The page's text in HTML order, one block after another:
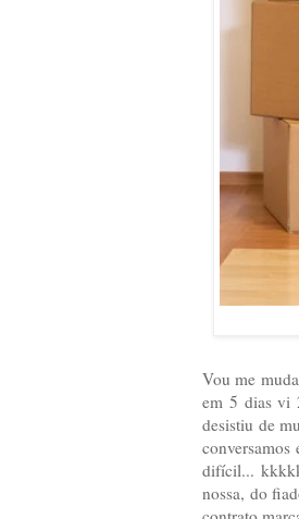
Vou me
em 5 dias vi
desistiu de
conversamos
difícil...
nossa, do